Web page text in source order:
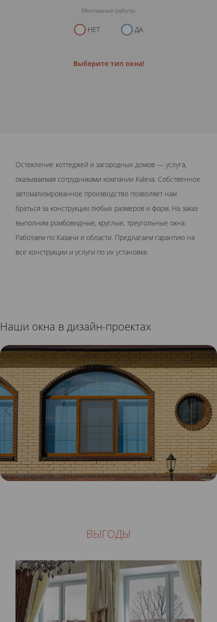
Монтажные работы
НЕТ ДА
Выберите тип окна!
Остекление коттеджей и загородных домов — услуга,
оказываемая сотрудниками компании Kaleva. Собственное
автоматизированное производство позволяет нам
браться за конструкции любых размеров и форм. На заказ
выполним ромбовидные, круглые, треугольные окна.
Работаем по Казани и области. Предлагаем гарантию на
все конструкции и услуги по их установке.
Наши окна в дизайн-проектах
ВЫГОДЫ